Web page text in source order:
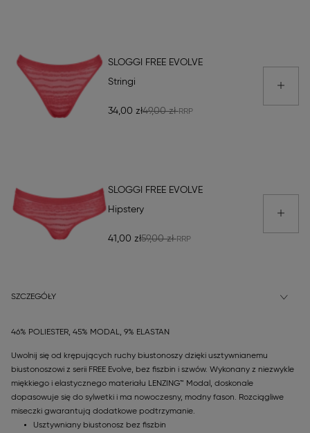
SLOGGI FREE EVOLVE
Stringi
34,00 zł49,00 zł
SLOGGI FREE EVOLVE
Hipstery
41,00 zł59,00 zł
SZCZEGÓŁY
46% POLIESTER, 45% MODAL, 9% ELASTAN
Uwolnij się od krępujących ruchy biustonoszy dzięki usztywnianemu
biustonoszowi z serii FREE Evolve, bez fiszbin i szwów. Wykonany z niezwykle
miękkiego i elastycznego materiału LENZING™ Modal, doskonale
dopasowuje się do sylwetki i ma nowoczesny, modny fason. Rozciągliwe
miseczki gwarantują dodatkowe podtrzymanie.
Usztywniany biustonosz bez fiszbin